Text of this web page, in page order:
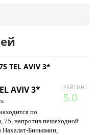
TEL AVIV 3*
РЕЙТИНГ
5.0
AVIV 3*
по
75, напротив пешеходной
Нахалат-Биньямин,